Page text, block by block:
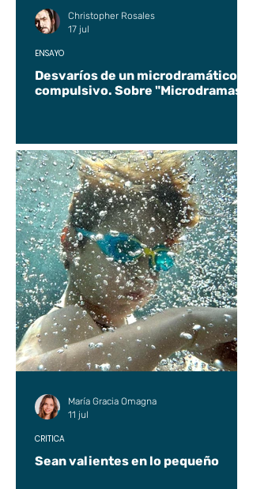
Desvaríos de un microdramático
compulsivo. Sobre "Microdramas".
ENSAYO
Christopher Rosales
17 jul
Sean valientes en lo pequeño
CRÍTICA
María Gracia Omagna
11 jul